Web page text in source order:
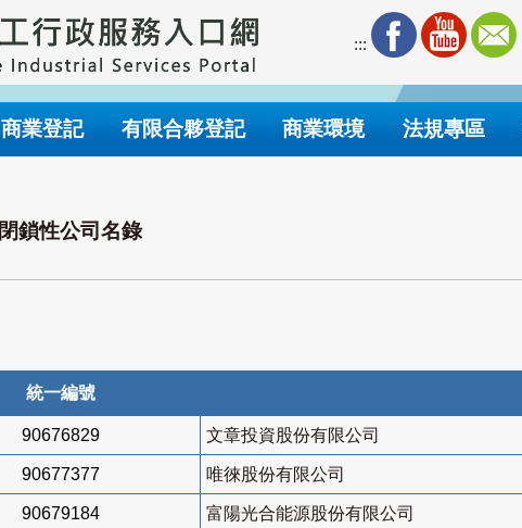
:::
商業登記 有限合夥登記 商業環境 法規專區
閉鎖性公司名錄
統一編號
90676829 文章投資股份有限公司
90677377 唯徠股份有限公司
90679184 富陽光合能源股份有限公司